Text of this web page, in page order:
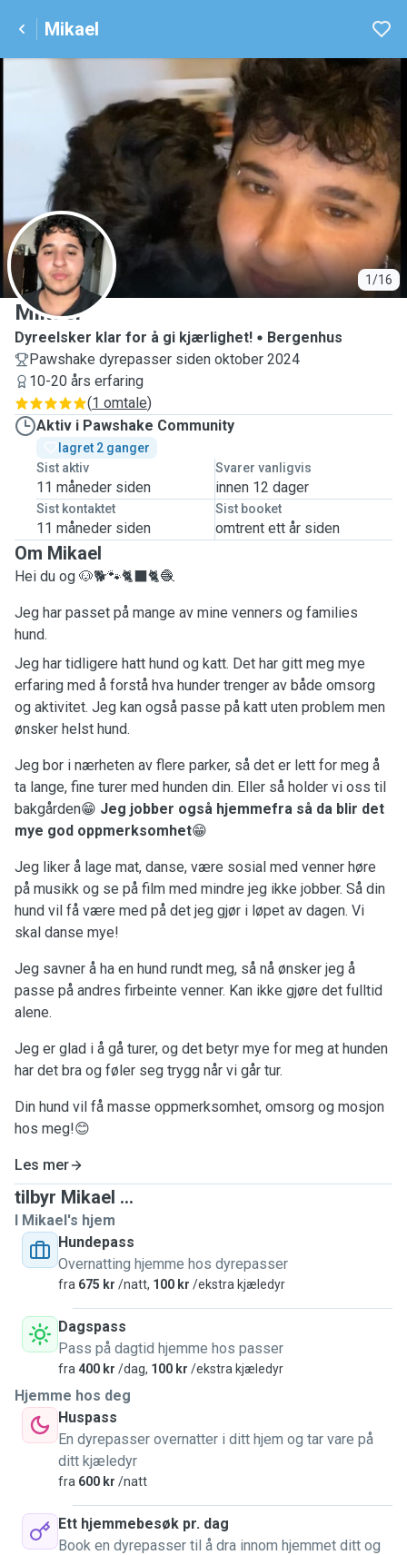
Mikael
1/16
M
Mikael
Dyreelsker klar for å gi kjærlighet!
Bergenhus
Pawshake dyrepasser siden oktober 2024
10-20 års erfaring
(1 omtale)
Aktiv i Pawshake Community
lagret 2 ganger
Sist aktiv
11 måneder siden
Svarer vanligvis
innen 12 dager
Sist kontaktet
11 måneder siden
Sist booket
omtrent ett år siden
Om Mikael
Hei du og 🐶🐕🐾🐈‍⬛🐈🧶
Jeg har passet på mange av mine venners og families
hund.
Jeg har tidligere hatt hund og katt. Det har gitt meg mye
erfaring med å forstå hva hunder trenger av både omsorg
og aktivitet. Jeg kan også passe på katt uten problem men
ønsker helst hund.
Jeg bor i nærheten av flere parker, så det er lett for meg å
ta lange, fine turer med hunden din. Eller så holder vi oss til
bakgården😁 Jeg jobber også hjemmefra så da blir det
mye god oppmerksomhet😁
Jeg liker å lage mat, danse, være sosial med venner høre
på musikk og se på film med mindre jeg ikke jobber. Så din
hund vil få være med på det jeg gjør i løpet av dagen. Vi
skal danse mye!
Jeg savner å ha en hund rundt meg, så nå ønsker jeg å
passe på andres firbeinte venner. Kan ikke gjøre det fulltid
alene.
Jeg er glad i å gå turer, og det betyr mye for meg at hunden
har det bra og føler seg trygg når vi går tur.
Din hund vil få masse oppmerksomhet, omsorg og mosjon
hos meg!😊
Les mer
tilbyr Mikael ...
I Mikael's hjem
Hundepass
Overnatting hjemme hos dyrepasser
fra 675 kr /natt, 100 kr /ekstra kjæledyr
Dagspass
Pass på dagtid hjemme hos passer
fra 400 kr /dag, 100 kr /ekstra kjæledyr
Hjemme hos deg
Huspass
En dyrepasser overnatter i ditt hjem og tar vare på
ditt kjæledyr
fra 600 kr /natt
Ett hjemmebesøk pr. dag
Book en dyrepasser til å dra innom hjemmet ditt og